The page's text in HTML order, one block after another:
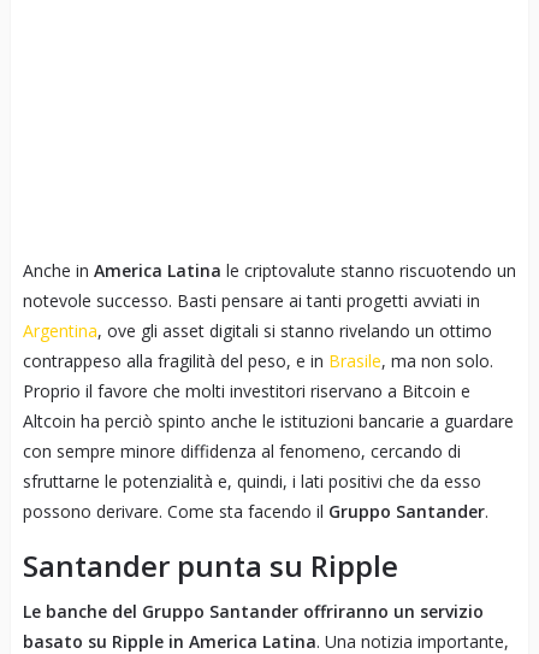
Anche in America Latina le criptovalute stanno riscuotendo un
notevole successo. Basti pensare ai tanti progetti avviati in
Argentina, ove gli asset digitali si stanno rivelando un ottimo
contrappeso alla fragilità del peso, e in Brasile, ma non solo.
Proprio il favore che molti investitori riservano a Bitcoin e
Altcoin ha perciò spinto anche le istituzioni bancarie a guardare
con sempre minore diffidenza al fenomeno, cercando di
sfruttarne le potenzialità e, quindi, i lati positivi che da esso
possono derivare. Come sta facendo il Gruppo Santander.
Santander punta su Ripple
Le banche del Gruppo Santander offriranno un servizio
basato su Ripple in America Latina. Una notizia importante,